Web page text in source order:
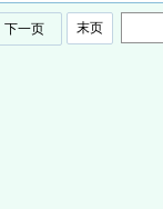
下一页 末页